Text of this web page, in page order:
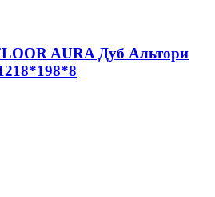
AURA Дуб Альтори